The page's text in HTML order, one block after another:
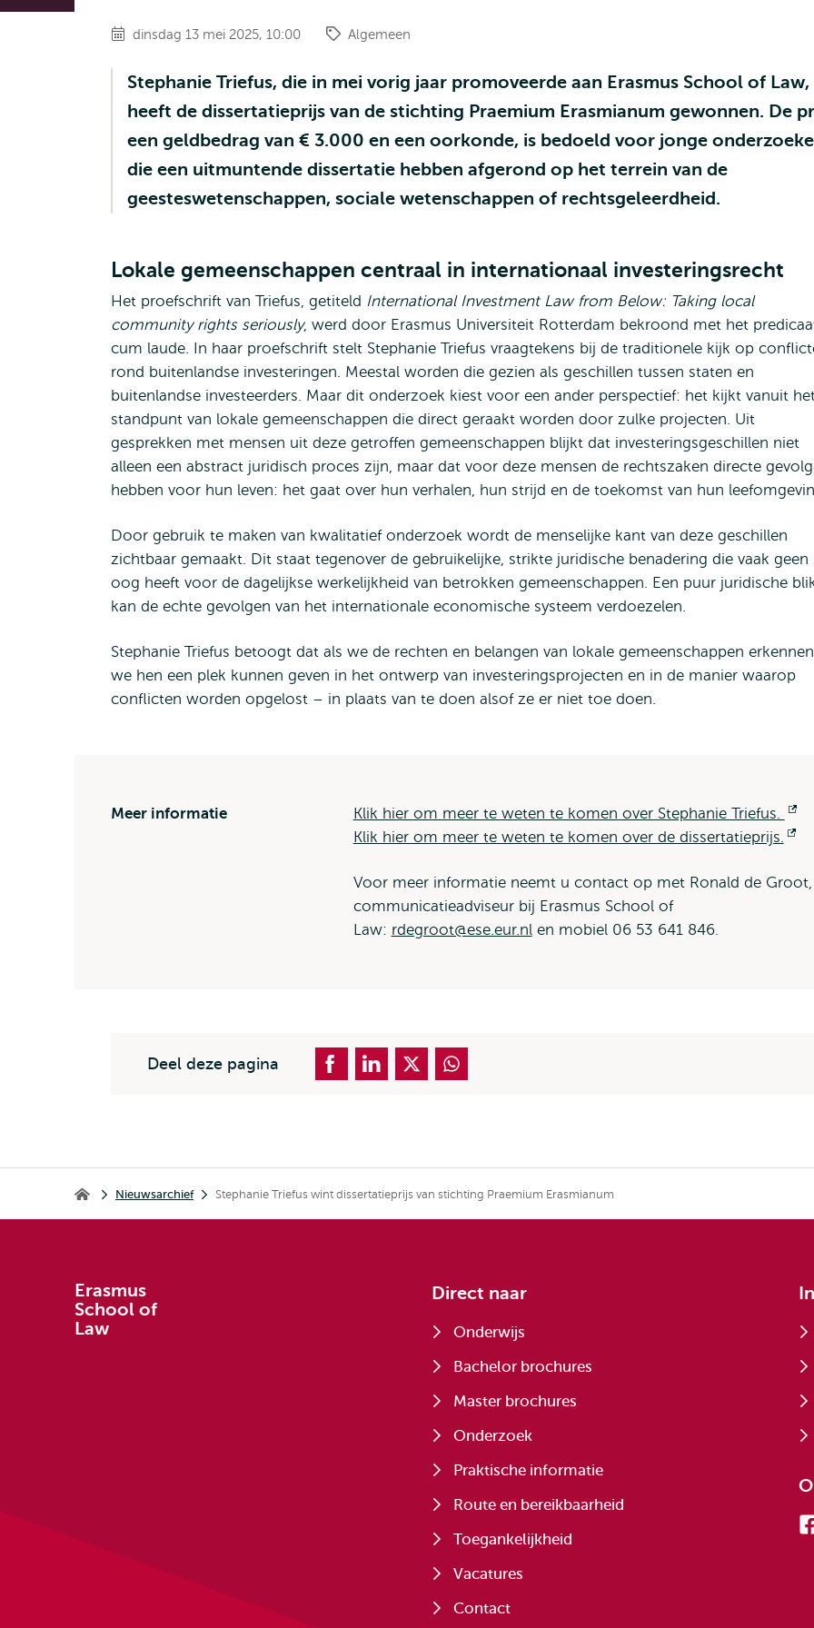
dinsdag 13 mei 2025, 10:00 Algemeen
Stephanie Triefus, die in mei vorig jaar promoveerde aan Erasmus School of Law,
heeft de dissertatieprijs van de stichting Praemium Erasmianum gewonnen. De
een geldbedrag van € 3.000 en een oorkonde, is bedoeld voor jonge
die een uitmuntende dissertatie hebben afgerond op het terrein van de
geesteswetenschappen, sociale wetenschappen of rechtsgeleerdheid.
Lokale gemeenschappen centraal in internationaal investeringsrecht
Het proefschrift van Triefus, getiteld International Investment Law from Below: Taking local
community rights seriously, werd door Erasmus Universiteit Rotterdam bekroond met het
cum laude. In haar proefschrift stelt Stephanie Triefus vraagtekens bij de traditionele kijk op
rond buitenlandse investeringen. Meestal worden die gezien als geschillen tussen staten en
buitenlandse investeerders. Maar dit onderzoek kiest voor een ander perspectief: het kijkt vanuit
standpunt van lokale gemeenschappen die direct geraakt worden door zulke projecten. Uit
gesprekken met mensen uit deze getroffen gemeenschappen blijkt dat investeringsgeschillen niet
alleen een abstract juridisch proces zijn, maar dat voor deze mensen de rechtszaken directe
hebben voor hun leven: het gaat over hun verhalen, hun strijd en de toekomst van hun
Door gebruik te maken van kwalitatief onderzoek wordt de menselijke kant van deze geschillen
zichtbaar gemaakt. Dit staat tegenover de gebruikelijke, strikte juridische benadering die vaak geen
oog heeft voor de dagelijkse werkelijkheid van betrokken gemeenschappen. Een puur juridische
kan de echte gevolgen van het internationale economische systeem verdoezelen.
Stephanie Triefus betoogt dat als we de rechten en belangen van lokale gemeenschappen
we hen een plek kunnen geven in het ontwerp van investeringsprojecten en in de manier waarop
conflicten worden opgelost – in plaats van te doen alsof ze er niet toe doen.
Meer informatie Klik hier om meer te weten te komen over Stephanie Triefus.
Klik hier om meer te weten te komen over de dissertatieprijs.
Voor meer informatie neemt u contact op met Ronald de Groot,
communicatieadviseur bij Erasmus School of
Law: rdegroot@ese.eur.nlen mobiel 06 53 641 846.
Deel deze pagina
Erasmus School of Law
Nieuwsarchief Stephanie Triefus wint dissertatieprijs van stichting Praemium Erasmianum
Erasmus
School of
Law
Direct naar
Onderwijs
Bachelor brochures
Master brochures
Onderzoek
Praktische informatie
Route en bereikbaarheid
Toegankelijkheid
Vacatures
Contact